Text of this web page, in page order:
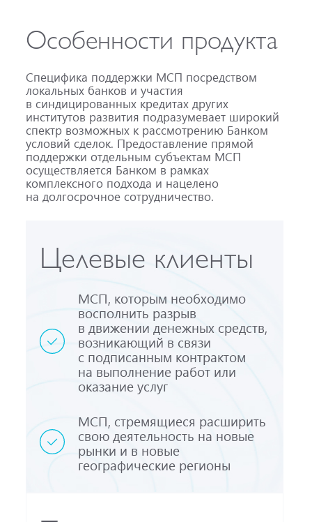
Особенности продукта
Специфика поддержки МСП посредством
локальных банков и участия
в синдицированных кредитах других
институтов развития подразумевает широкий
спектр возможных к рассмотрению Банком
условий сделок. Предоставление прямой
поддержки отдельным субъектам МСП
осуществляется Банком в рамках
комплексного подхода и нацелено
на долгосрочное сотрудничество.
Целевые клиенты
МСП, которым необходимо
восполнить разрыв
в движении денежных средств,
возникающий в связи
с подписанным контрактом
на выполнение работ или
оказание услуг
МСП, стремящиеся расширить
свою деятельность на новые
рынки и в новые
географические регионы